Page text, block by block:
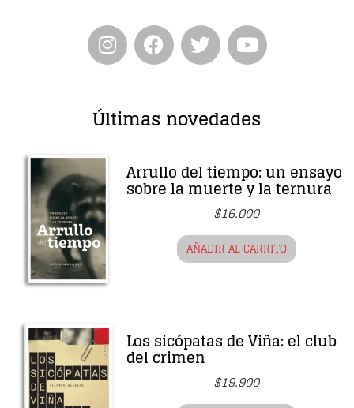
Últimas novedades
Arrullo del tiempo: un ensayo
sobre la muerte y la ternura
$16.000
AÑADIR AL CARRITO
Los sicópatas de Viña: el club
del crimen
$19.900